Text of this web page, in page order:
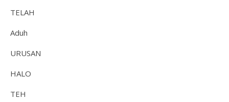
TELAH
Aduh
URUSAN
HALO
TEH